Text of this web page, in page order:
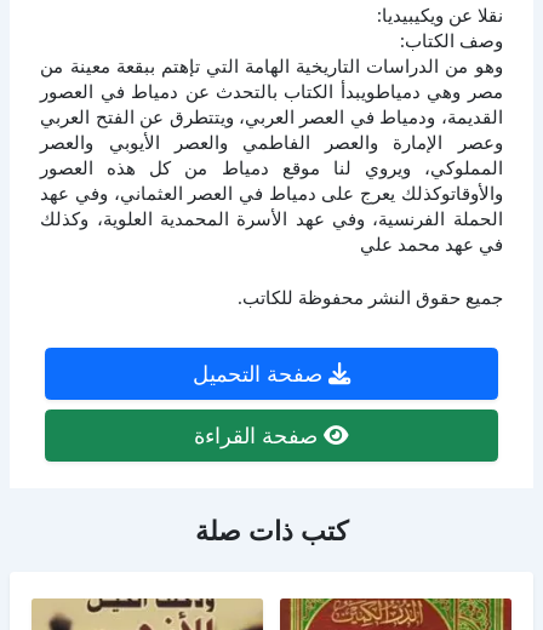
نقلا عن ويكيبيديا:
وصف الكتاب:
وهو من الدراسات التاريخية الهامة التي تإهتم ببقعة معينة من
مصر وهي دمياطويبدأ الكتاب بالتحدث عن دمياط في العصور
القديمة، ودمياط في العصر العربي، ويتتطرق عن الفتح العربي
وعصر الإمارة والعصر الفاطمي والعصر الأيوبي والعصر
المملوكي، ويروي لنا موقع دمياط من كل هذه العصور
والأوقاتوكذلك يعرج على دمياط في العصر العثماني، وفي عهد
الحملة الفرنسية، وفي عهد الأسرة المحمدية العلوية، وكذلك
في عهد محمد علي
جميع حقوق النشر محفوظة للكاتب.
صفحة التحميل
صفحة القراءة
كتب ذات صلة